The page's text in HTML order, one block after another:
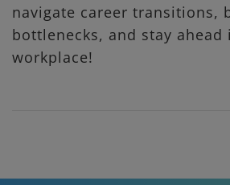
navigate career transitions,
bottlenecks, and stay ahead
workplace!